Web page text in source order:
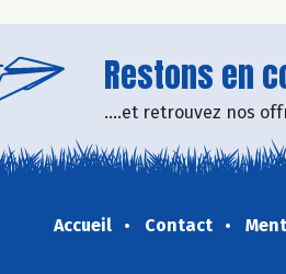
Restons en
....et retrouvez nos
Accueil Contact